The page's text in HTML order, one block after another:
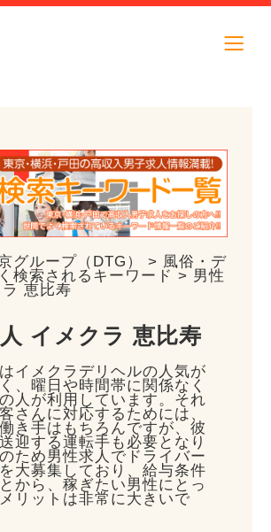
グループ（DTG） > 風俗・デ
検索されるキーワード > 男性
恵比寿
イメクラ 恵比寿
イメクラデリヘルの人気が
、曜日や時間帯に関係なく
人が利用しています。それ
さんに対応するためには、
き手はもちろんですが、彼
迎する運転手も必要となり
ため男性求人でドライバー
大募集しており、給与条件
から、稼ぎたい男性にとっ
リットは非常に大きいで